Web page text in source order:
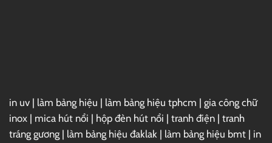
in uv | làm bảng hiệu | làm bảng hiệu tphcm | gia công chữ
inox | mica hút nổi | hộp đèn hút nổi | tranh điện | tranh
tráng gương | làm bảng hiệu đaklak | làm bảng hiệu bmt | in